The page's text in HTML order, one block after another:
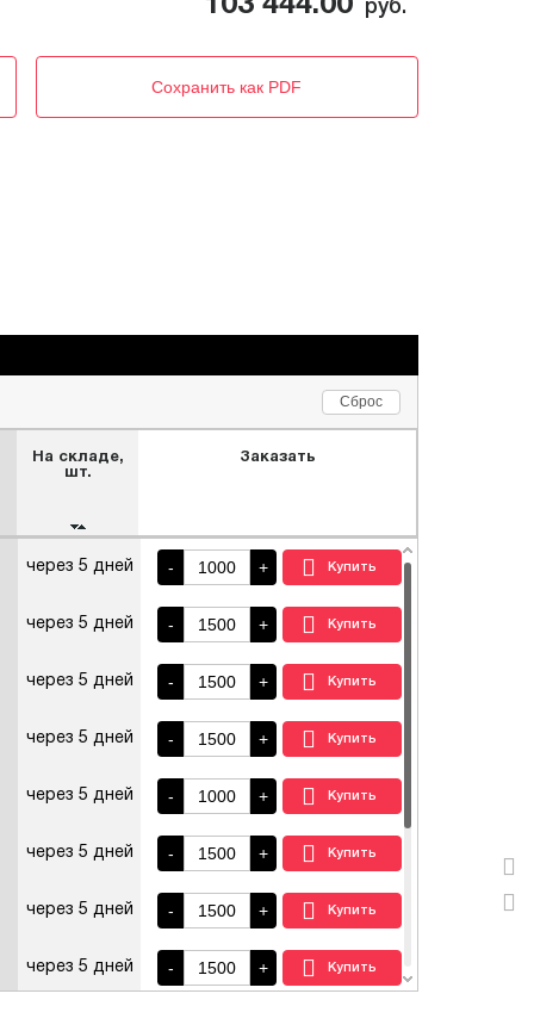
руб.
Сохранить как PDF
Сброс
На складе,
шт.
Заказать
через 5 дней - +
через 5 дней - +
через 5 дней - +
через 5 дней - +
через 5 дней - +
через 5 дней - +
через 5 дней - +
через 5 дней - +